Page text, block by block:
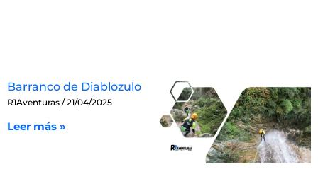
Barranco de Diablozulo
R1Aventuras 21/04/2025
Leer más »